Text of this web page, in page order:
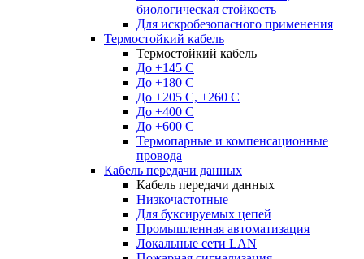
биологическая стойкость
Для искробезопасного применения
Термостойкий кабель
Термостойкий кабель
До +145 С
До +180 C
До +205 С, +260 С
До +400 C
До +600 С
Термопарные и компенсационные
провода
Кабель передачи данных
Кабель передачи данных
Низкочастотные
Для буксируемых цепей
Промышленная автоматизация
Локальные сети LAN